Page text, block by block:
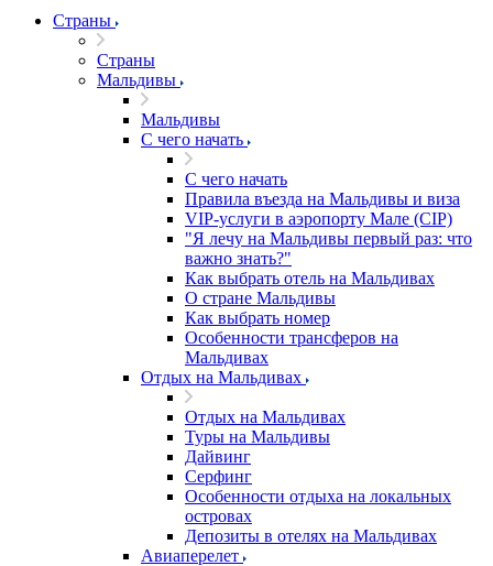
Страны
Страны
Мальдивы
Мальдивы
С чего начать
С чего начать
Правила въезда на Мальдивы и виза
VIP-услуги в аэропорту Мале (CIP)
"Я лечу на Мальдивы первый раз: что
важно знать?"
Как выбрать отель на Мальдивах
О стране Мальдивы
Как выбрать номер
Особенности трансферов на
Мальдивах
Отдых на Мальдивах
Отдых на Мальдивах
Туры на Мальдивы
Дайвинг
Серфинг
Особенности отдыха на локальных
островах
Депозиты в отелях на Мальдивах
Авиаперелет